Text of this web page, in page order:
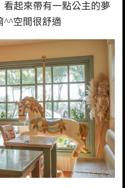
看起來帶有一點公主的夢
^^空間很舒適